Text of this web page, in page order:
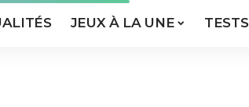
JEUX À LA UNE TESTS